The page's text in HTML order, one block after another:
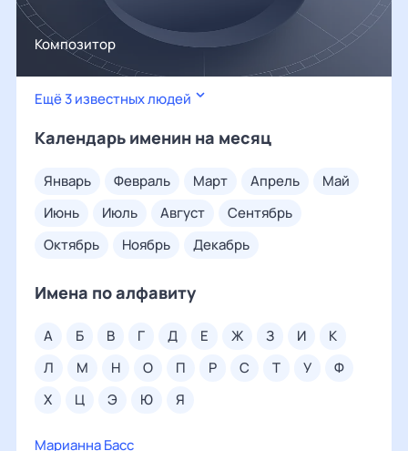
Композитор
Ещё 3 известных людей
Календарь именин на месяц
январь февраль март апрель
май
июнь
июль август
сентябрь
октябрь
ноябрь декабрь
Имена по алфавиту
а б в г д е ж з и
к
л
м н о п р с т у
ф
х
ц э ю я
Марианна Басс